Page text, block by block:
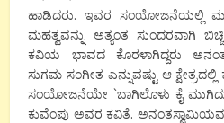
ಹಾಡಿದರು. ಇವರ ಸಂಯೋಜನೆಯಲ್ಲಿ
ಮಹತ್ವವನ್ನು ಅತ್ಯಂತ ಸುಂದರವಾಗಿ
ಕವಿಯ ಭಾವದ ಕೊರಳಾಗಿದ್ದರು
ಸುಗಮ ಸಂಗೀತ ಎನ್ನುವಷ್ಟು ಆ
ಸಂಯೋಜನೆಯೇ `ಬಾಗಿಲೊಳು ಕೈ
ಕುವೆಂಪು ಅವರ ಕವಿತೆ.